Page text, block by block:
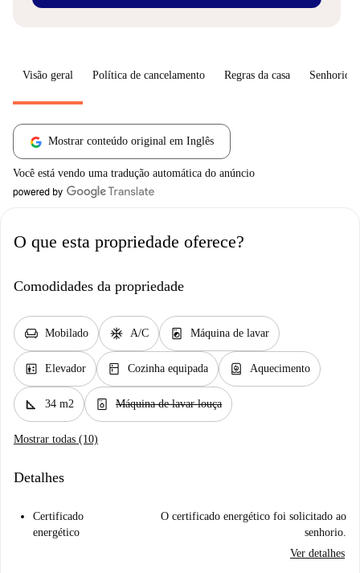
Visão geral Política de cancelamento Regras da casa Senhorio
Mostrar conteúdo original em Inglês
Você está vendo uma tradução automática do anúncio
O que esta propriedade oferece?
Comodidades da propriedade
chair Mobilado ac_unit A/C local_laundry_service Máquina de lavar
elevator Elevador kitchen Cozinha equipada water_heater Aquecimento
square_foot 34 m2 dishwasher_gen Máquina de lavar louça
Mostrar todas (10)
Detalhes
Certificado
energético
O certificado energético foi solicitado ao
senhorio.
Ver detalhes